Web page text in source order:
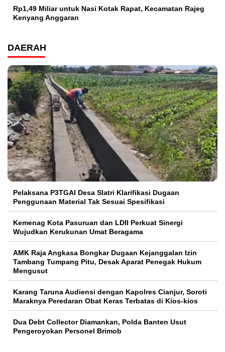
Rp1,49 Miliar untuk Nasi Kotak Rapat, Kecamatan Rajeg
Kenyang Anggaran
DAERAH
Pelaksana P3TGAI Desa Slatri Klarifikasi Dugaan
Penggunaan Material Tak Sesuai Spesifikasi
Kemenag Kota Pasuruan dan LDII Perkuat Sinergi
Wujudkan Kerukunan Umat Beragama
AMK Raja Angkasa Bongkar Dugaan Kejanggalan Izin
Tambang Tumpang Pitu, Desak Aparat Penegak Hukum
Mengusut
Karang Taruna Audiensi dengan Kapolres Cianjur, Soroti
Maraknya Peredaran Obat Keras Terbatas di Kios-kios
Dua Debt Collector Diamankan, Polda Banten Usut
Pengeroyokan Personel Brimob